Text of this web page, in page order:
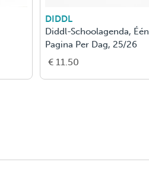
DIDDL
Diddl-Schoolagenda, Één
Pagina Per Dag, 25/26
€ 11.50